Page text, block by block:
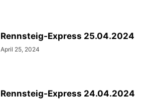
Rennsteig-Express 25.04.2024
April 25, 2024
Rennsteig-Express 24.04.2024